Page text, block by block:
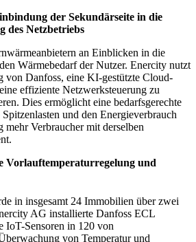
der Sekundärseite in die
des Netzbetriebs
an Einblicken in die
Wärmebedarf der Nutzer. Enercity nutzt
Danfoss, eine KI-gestützte Cloud-
effiziente Netzwerksteuerung zu
Dies ermöglicht eine bedarfsgerechte
und den Energieverbrauch
Verbraucher mit derselben
Vorlauftemperaturregelung und
in insgesamt 24 Immobilien über zwei
AG installierte Danfoss ECL
IoT-Sensoren in 120 von
von Temperatur und